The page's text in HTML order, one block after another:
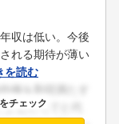
収は低い。今後
れる期待が薄い
を読む
チェック